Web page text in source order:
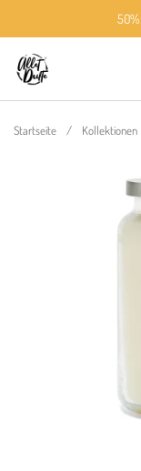
50%
Startseite / Kollektionen